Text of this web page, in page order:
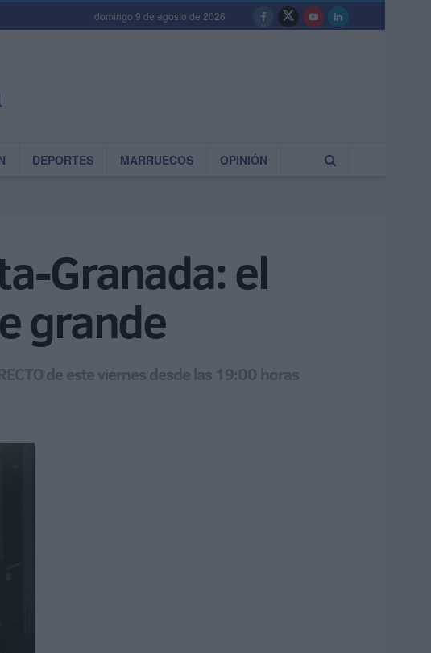
domingo 9 de agosto de 2026
DEPORTES MARRUECOS OPINIÓN
Granada: el
grande
de este viernes desde las 19:00 horas